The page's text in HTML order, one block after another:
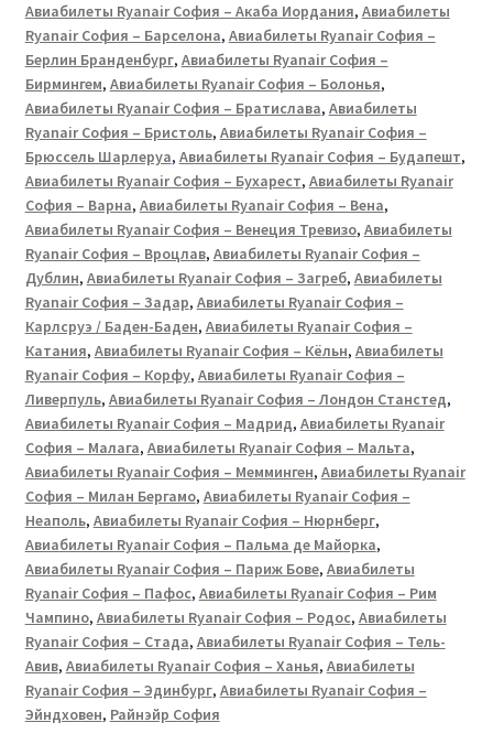
Авиабилеты Ryanair София – Акаба Иордания, Авиабилеты
Ryanair София – Барселона, Авиабилеты Ryanair София –
Берлин Бранденбург, Авиабилеты Ryanair София –
Бирмингем, Авиабилеты Ryanair София – Болонья,
Авиабилеты Ryanair София – Братислава, Авиабилеты
Ryanair София – Бристоль, Авиабилеты Ryanair София –
Брюссель Шарлеруа, Авиабилеты Ryanair София – Будапешт,
Авиабилеты Ryanair София – Бухарест, Авиабилеты Ryanair
София – Варна, Авиабилеты Ryanair София – Вена,
Авиабилеты Ryanair София – Венеция Тревизо, Авиабилеты
Ryanair София – Вроцлав, Авиабилеты Ryanair София –
Дублин, Авиабилеты Ryanair София – Загреб, Авиабилеты
Ryanair София – Задар, Авиабилеты Ryanair София –
Карлсруэ / Баден-Баден, Авиабилеты Ryanair София –
Катания, Авиабилеты Ryanair София – Кёльн, Авиабилеты
Ryanair София – Корфу, Авиабилеты Ryanair София –
Ливерпуль, Авиабилеты Ryanair София – Лондон Станстед,
Авиабилеты Ryanair София – Мадрид, Авиабилеты Ryanair
София – Малага, Авиабилеты Ryanair София – Мальта,
Авиабилеты Ryanair София – Мемминген, Авиабилеты Ryanair
София – Милан Бергамо, Авиабилеты Ryanair София –
Неаполь, Авиабилеты Ryanair София – Нюрнберг,
Авиабилеты Ryanair София – Пальма де Майорка,
Авиабилеты Ryanair София – Париж Бове, Авиабилеты
Ryanair София – Пафос, Авиабилеты Ryanair София – Рим
Чампино, Авиабилеты Ryanair София – Родос, Авиабилеты
Ryanair София – Стада, Авиабилеты Ryanair София – Тель-
Авив, Авиабилеты Ryanair София – Ханья, Авиабилеты
Ryanair София – Эдинбург, Авиабилеты Ryanair София –
Эйндховен, Райнэйр София